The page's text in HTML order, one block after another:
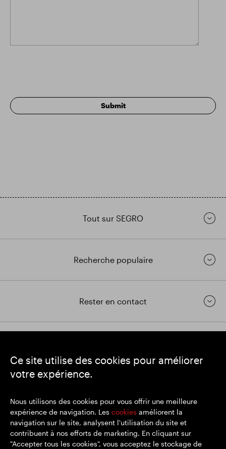
Ce site utilise des cookies pour améliorer
votre expérience.
Nous utilisons des cookies pour vous offrir une meilleure
expérience de navigation. Les cookies améliorent la
navigation sur le site, analysent l'utilisation du site et
contribuent à nos efforts de marketing. En cliquant sur
"Accepter tous les cookies", vous acceptez le stockage de
Tout sur SEGRO
Recherche populaire
Rester en contact
SEGRO
Siège social : 1 New Burlington Place, Londres W1S 2HR
Lieu d'immatriculation : Angleterre et Pays de Galles
© SEGRO 2022